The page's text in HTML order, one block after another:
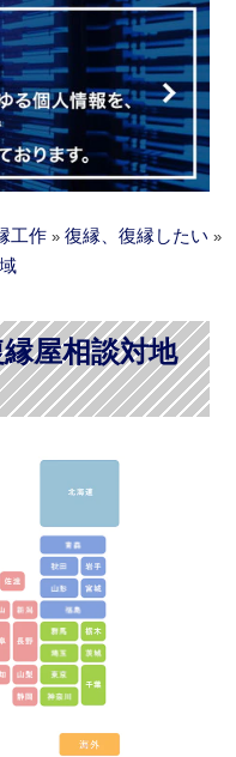
工作 » 復縁、復縁したい »
屋相談対地